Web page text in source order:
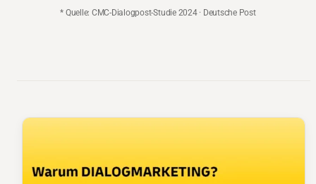
* Quelle: CMC-Dialogpost-Studie 2024 · Deutsche Post